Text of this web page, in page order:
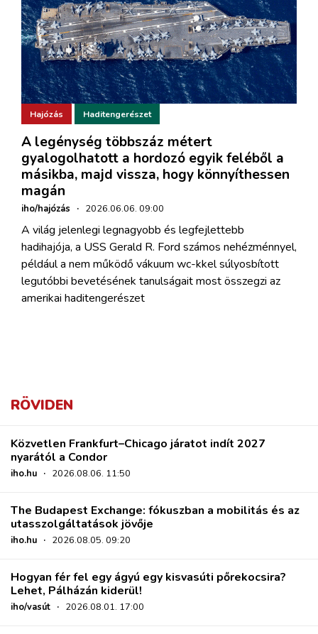
Hajózás Haditengerészet
A legénység többszáz métert
gyalogolhatott a hordozó egyik feléből a
másikba, majd vissza, hogy könnyíthessen
magán
iho/hajózás · 2026.06.06. 09:00
A világ jelenlegi legnagyobb és legfejlettebb
hadihajója, a USS Gerald R. Ford számos nehézménnyel,
például a nem működő vákuum wc-kkel súlyosbított
legutóbbi bevetésének tanulságait most összegzi az
amerikai haditengerészet
RÖVIDEN
Közvetlen Frankfurt–Chicago járatot indít 2027
nyarától a Condor
iho.hu · 2026.08.06. 11:50
The Budapest Exchange: fókuszban a mobilitás és az
utasszolgáltatások jövője
iho.hu · 2026.08.05. 09:20
Hogyan fér fel egy ágyú egy kisvasúti pőrekocsira?
Lehet, Pálházán kiderül!
iho/vasút · 2026.08.01. 17:00